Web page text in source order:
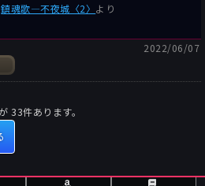
鎮魂歌―不夜城〈2〉 より
2022/06/07
33件あります。